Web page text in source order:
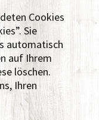
Cookies
Sie
automatisch
auf Ihrem
löschen.
Ihren